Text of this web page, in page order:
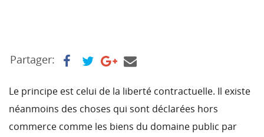
Partager:
Le principe est celui de la liberté contractuelle. Il existe
néanmoins des choses qui sont déclarées hors
commerce comme les biens du domaine public par